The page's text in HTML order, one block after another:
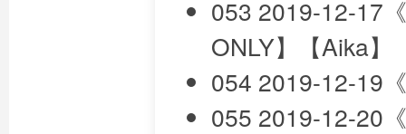
053 2019-12-17
ONLY】【Aika】
054 2019-12-19
055 2019-12-20